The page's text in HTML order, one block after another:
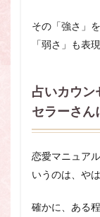
その「強さ」
「弱さ」も表
占いカウン
セラーさん
恋愛マニュア
いうのは、や
確かに、ある